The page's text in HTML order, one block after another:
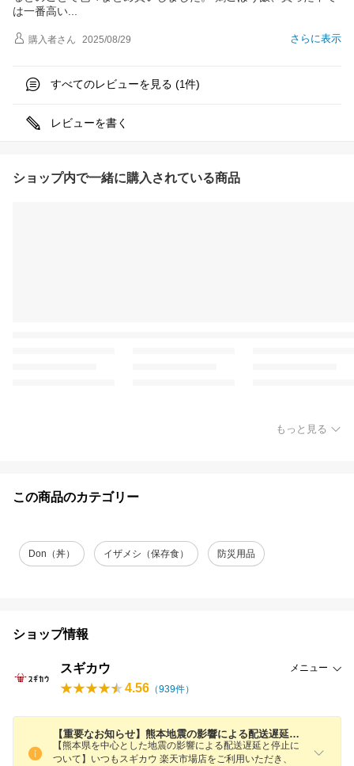
は一番高い
さらに表示
購入者さん 2025/08/29
すべてのレビューを見る (1件)
レビューを書く
ショップ内で一緒に購入されている商品
もっと見る
この商品のカテゴリー
Don（丼） イザメシ（保存食） 防災用品
ショップ情報
スギカウ メニュー
4.56 （939件）
【重要なお知らせ】熊本地震の影響による配送遅延と停止について／領収書の発行について
【熊本県を中心とした地震の影響による配送遅延と停止に
ついて】いつもスギカウ 楽天市場店をご利用いただき、